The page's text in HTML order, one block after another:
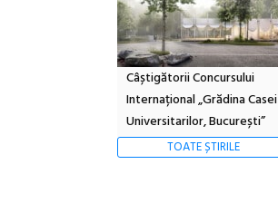
Câștigătorii Concursului
Internațional „Grădina Casei
Universitarilor, București”
TOATE ȘTIRILE